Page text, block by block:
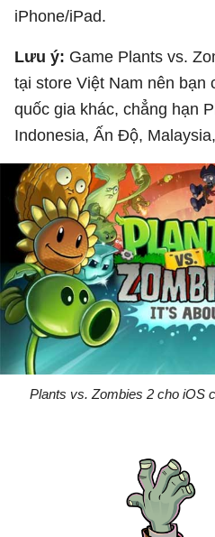
iPhone/iPad.
Lưu ý: Game Plants vs.
tại store Việt Nam nên bạn
quốc gia khác, chẳng hạn
Indonesia, Ấn Độ,
Plants vs. Zombies 2 cho iOS